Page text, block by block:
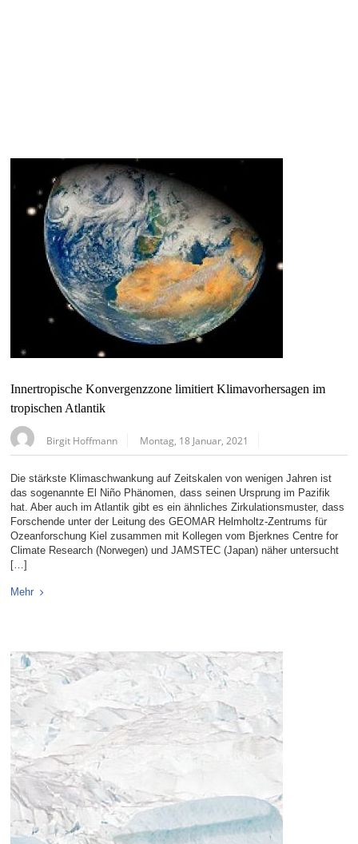
Innertropische Konvergenzzone limitiert Klimavorhersagen im
tropischen Atlantik
Birgit Hoffmann Montag, 18 Januar, 2021
Die stärkste Klimaschwankung auf Zeitskalen von wenigen Jahren ist
das sogenannte El Niño Phänomen, dass seinen Ursprung im Pazifik
hat. Aber auch im Atlantik gibt es ein ähnliches Zirkulationsmuster, dass
Forschende unter der Leitung des GEOMAR Helmholtz-Zentrums für
Ozeanforschung Kiel zusammen mit Kollegen vom Bjerknes Centre for
Climate Research (Norwegen) und JAMSTEC (Japan) näher untersucht
[…]
Mehr